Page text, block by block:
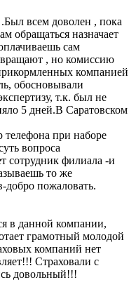
всем доволен , пока
обращаться назначает
сам
, но комиссию
компанией
обосновывали
т.к. был не
5 дней.В Саратовском
при наборе
вопроса
сотрудник филиала -и
то же
добро пожаловать.
в данной компании,
грамотный молодой
компаний нет
Страховали с
довольный!!!